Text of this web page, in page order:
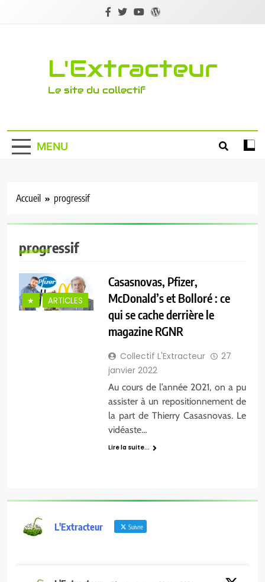
L'Extracteur
Le site du collectif
MENU
Accueil progressif
progressif
★ ARTICLES
Casasnovas, Pfizer,
McDonald’s et Bolloré : ce
qui se cache derrière le
magazine RGNR
Collectif L'Extracteur
27
janvier 2022
Au cours de l’année 2021, on a pu
assister à un repositionnement de
la part de Thierry Casasnovas. Le
vidéaste…
Lire la suite...
L'Extracteur Suivre